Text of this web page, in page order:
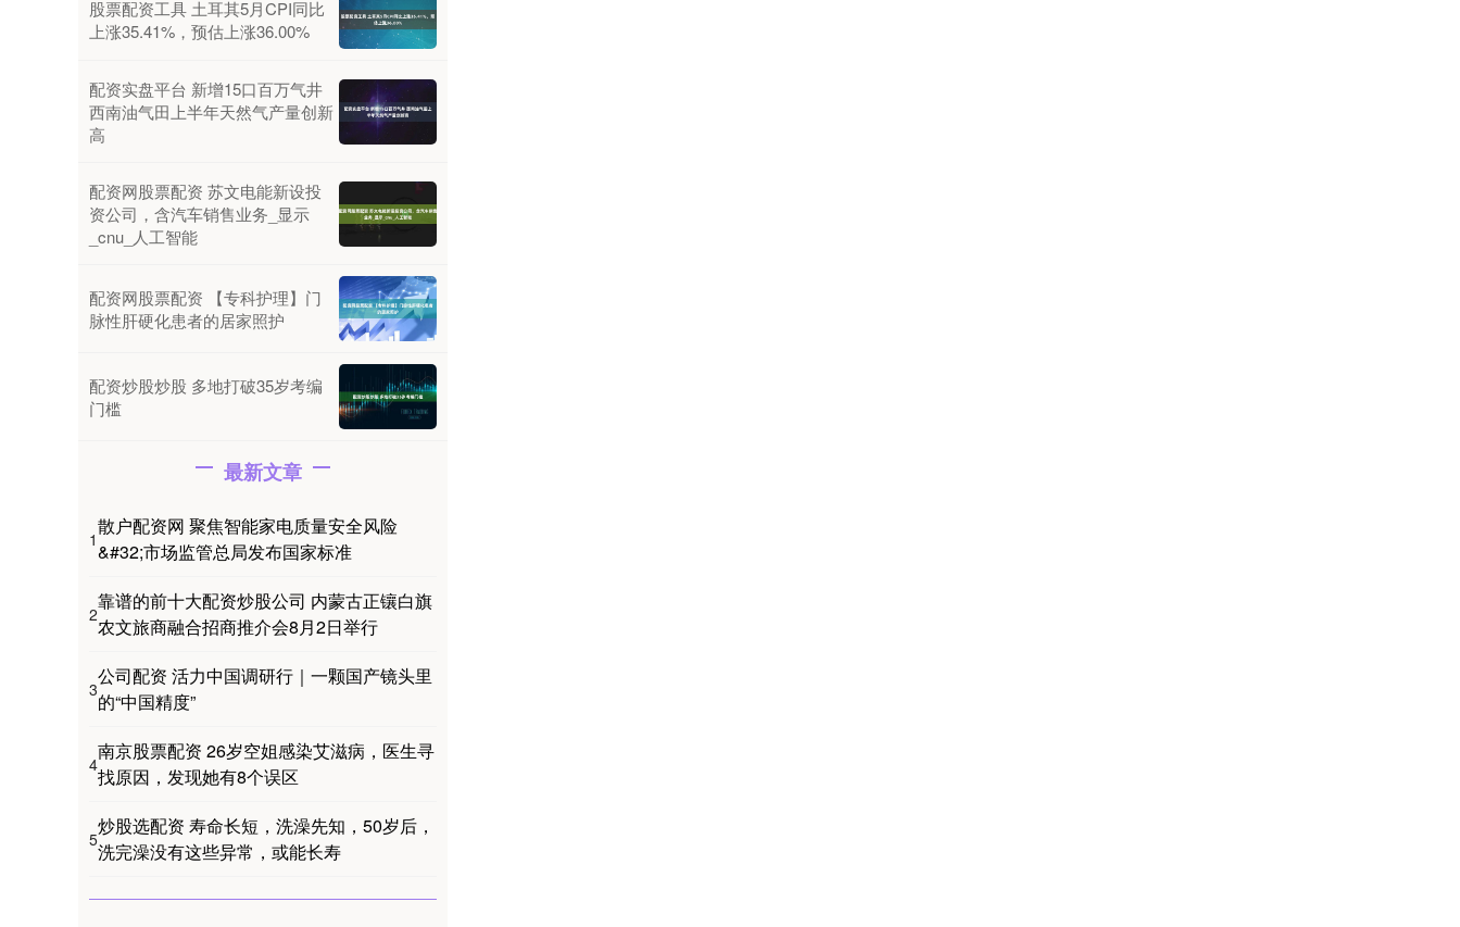
股票配资工具 土耳其5月CPI同比
上涨35.41%，预估上涨36.00%
配资实盘平台 新增15口百万气井
西南油气田上半年天然气产量创新
高
配资网股票配资 苏文电能新设投
资公司，含汽车销售业务_显示
_cnu_人工智能
配资网股票配资 【专科护理】门
脉性肝硬化患者的居家照护
配资炒股炒股 多地打破35岁考编
门槛
最新文章
1
散户配资网 聚焦智能家电质量安全风险
&#32;市场监管总局发布国家标准
2
靠谱的前十大配资炒股公司 内蒙古正镶白旗
农文旅商融合招商推介会8月2日举行
3
公司配资 活力中国调研行｜一颗国产镜头里
的“中国精度”
4
南京股票配资 26岁空姐感染艾滋病，医生寻
找原因，发现她有8个误区
5
炒股选配资 寿命长短，洗澡先知，50岁后，
洗完澡没有这些异常，或能长寿